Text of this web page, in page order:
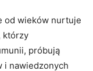
od wieków nurtuje
którzy
próbują‍
i ‌nawiedzonych